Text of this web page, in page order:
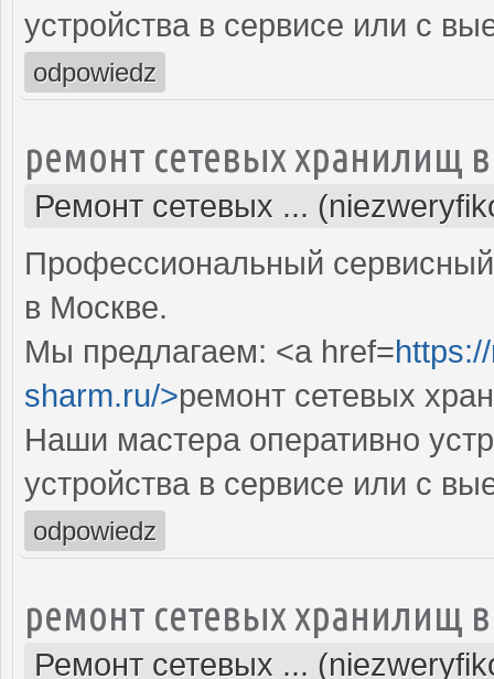
устройства в сервисе или с
odpowiedz
ремонт сетевых хранилищ
Ремонт сетевых ...
Профессиональный
в Москве.
Мы предлагаем: <a href=
sharm.ru/>ремонт сетевых
Наши мастера оперативно
устройства в сервисе или с
odpowiedz
ремонт сетевых хранилищ
Ремонт сетевых ...